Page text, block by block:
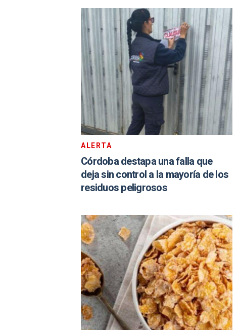
ALERTA
Córdoba destapa una falla que
deja sin control a la mayoría de los
residuos peligrosos